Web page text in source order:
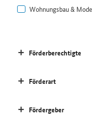
Wohnungsbau &
Förderberechtigte
Förderart
Fördergeber